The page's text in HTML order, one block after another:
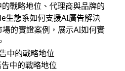
戰略地位、代理商與品牌的
生態系如何支援AI廣告解決
的實證案例，展示AI如何實
中的戰略地位
中的戰略地位